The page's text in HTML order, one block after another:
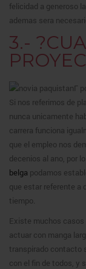
felicidad a generoso
ademas sera
3.-
Si nos referimos de
nunca unicamente
carrera funciona
que el empleo nos
decenios al ano, por
belga podamos
que estar referente a
tiempo.
Existe muchos casos
actuar con manga
transpirado contacto
con el fin de todos, y